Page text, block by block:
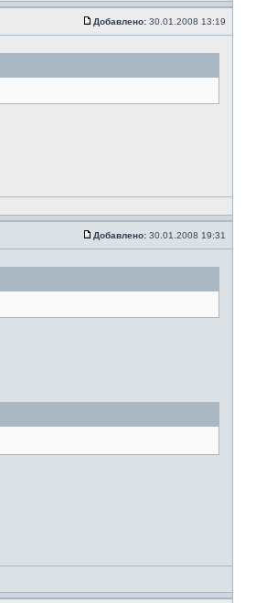
Добавлено: 30.01.2008 13:19
Добавлено: 30.01.2008 19:31